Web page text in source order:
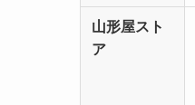
山形屋スト
ア